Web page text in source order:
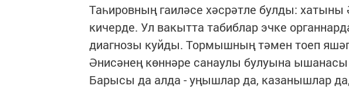
Таһировның гаиләсе хәсрәтле булды:
кичерде. Ул вакытта табиблар эчке
диагнозы куйды. Тормышның тәмен тоеп
Әнисәнең көннәре санаулы булуына
Барысы да алда - уңышлар да, казанышлар